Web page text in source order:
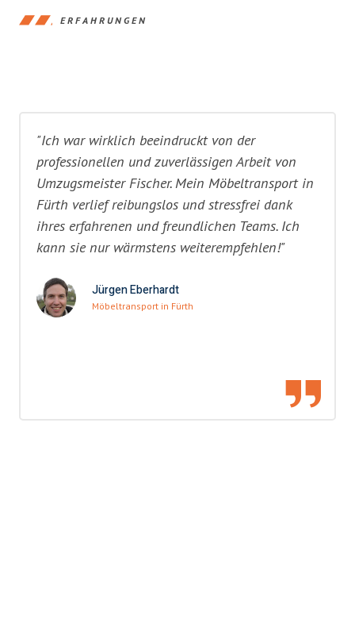
ERFAHRUNGEN
"Ich war wirklich beeindruckt von der
professionellen und zuverlässigen Arbeit von
Umzugsmeister Fischer. Mein Möbeltransport in
Fürth verlief reibungslos und stressfrei dank
ihres erfahrenen und freundlichen Teams. Ich
kann sie nur wärmstens weiterempfehlen!"
Jürgen Eberhardt
Möbeltransport in Fürth